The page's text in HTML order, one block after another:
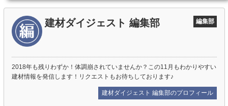
建材ダイジェスト 編集部 編集部
2018年も残りわずか！体調崩されていませんか？この11月もわかりやすい
建材情報を発信します！リクエストもお待ちしております♪
建材ダイジェスト 編集部のプロフィール